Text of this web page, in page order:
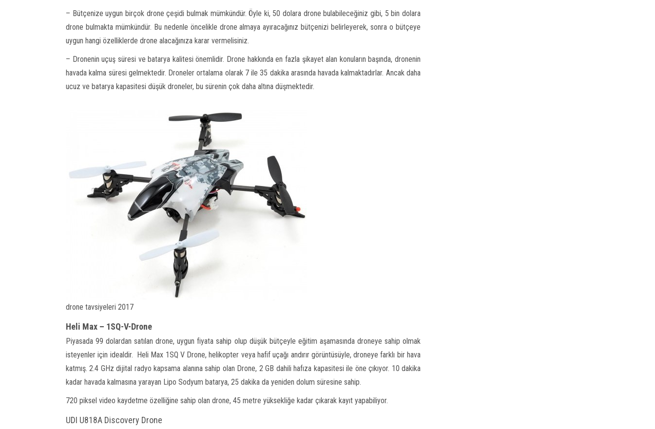
– Bütçenize uygun birçok drone çeşidi bulmak mümkündür. Öyle ki, 50 dolara drone bulabileceğiniz gibi, 5 bin dolara
drone bulmakta mümkündür. Bu nedenle öncelikle drone almaya ayıracağınız bütçenizi belirleyerek, sonra o bütçeye
uygun hangi özelliklerde drone alacağınıza karar vermelisiniz.
– Dronenin uçuş süresi ve batarya kalitesi önemlidir. Drone hakkında en fazla şikayet alan konuların başında, dronenin
havada kalma süresi gelmektedir. Droneler ortalama olarak 7 ile 35 dakika arasında havada kalmaktadırlar. Ancak daha
ucuz ve batarya kapasitesi düşük droneler, bu sürenin çok daha altına düşmektedir.
drone tavsiyeleri 2017
Heli Max – 1SQ-V-Drone
Piyasada 99 dolardan satılan drone, uygun fiyata sahip olup düşük bütçeyle eğitim aşamasında droneye sahip olmak
isteyenler için idealdir. Heli Max 1SQ V Drone, helikopter veya hafif uçağı andırır görüntüsüyle, droneye farklı bir hava
katmış. 2.4 GHz dijital radyo kapsama alanına sahip olan Drone, 2 GB dahili hafıza kapasitesi ile öne çıkıyor. 10 dakika
kadar havada kalmasına yarayan Lipo Sodyum batarya, 25 dakika da yeniden dolum süresine sahip.
720 piksel video kaydetme özelliğine sahip olan drone, 45 metre yüksekliğe kadar çıkarak kayıt yapabiliyor.
UDI U818A Discovery Drone